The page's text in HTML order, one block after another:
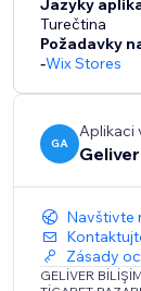
Jazyky
Turečtina
Požadavky
-Wix Stores
GA
Aplikaci
Navštivte
Zásady
GELİVER